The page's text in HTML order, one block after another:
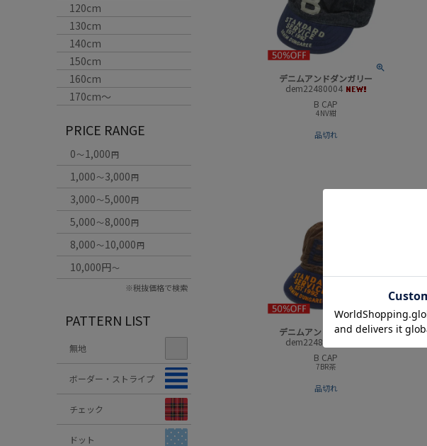
120cm
130cm
140cm
150cm
160cm
170cm〜
PRICE RANGE
0～1,000円
1,000～3,000円
3,000～5,000円
5,000～8,000円
8,000～10,000円
10,000円～
※税抜価格で検索
PATTERN LIST
無地
ボーダー・ストライプ
チェック
ドット
デニムアンドダンガリー
dem22480004
B CAP
4NV紺
品切れ
デニムアンドダンガリー
dem22480004
B CAP
7BR茶
品切れ